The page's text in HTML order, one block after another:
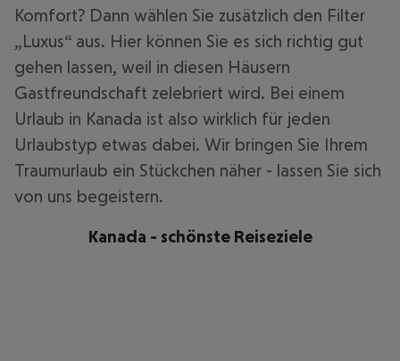
Komfort? Dann wählen Sie zusätzlich den Filter
„Luxus“ aus. Hier können Sie es sich richtig gut
gehen lassen, weil in diesen Häusern
Gastfreundschaft zelebriert wird. Bei einem
Urlaub in Kanada ist also wirklich für jeden
Urlaubstyp etwas dabei. Wir bringen Sie Ihrem
Traumurlaub ein Stückchen näher - lassen Sie sich
von uns begeistern.
Kanada - schönste Reiseziele